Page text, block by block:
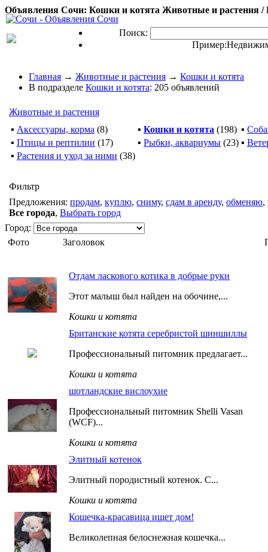
Объявления Сочи: Кошки и котята Животные и растения /
Поиск:
Пример:
Главная → Животные и растения → Кошки и котята
В подразделе Кошки и котята: 205 объявлений
Животные и растения
▪ Аксессуары, корма (8) ▪ Кошки и котята (198) ▪
▪ Птицы и рептилии (17) ▪ Рыбки, аквариумы (23) ▪
▪ Растения и уход за ними (38)
Фильтр
Предложения: продам, куплю, сниму, сдам в аренду, обменяю,
Все города, Выбрать город
Город:
Фото
Заголовок
Отдам ласкового котика в добрые руки
Этот малыш был найден на обочине,...
Кошки и котята
Британские котята серебристой шиншиллы
Профессиональный питомник предлагает...
Кошки и котята
шотландские вислоухие
Профессиональный питомник Shelli Vasan
(WCF)...
Кошки и котята
Элитный котенок
Элитный породистный котенок. С...
Кошки и котята
Кошечка-красавица ищет дом!
Великолепная белоснежная кошечка...